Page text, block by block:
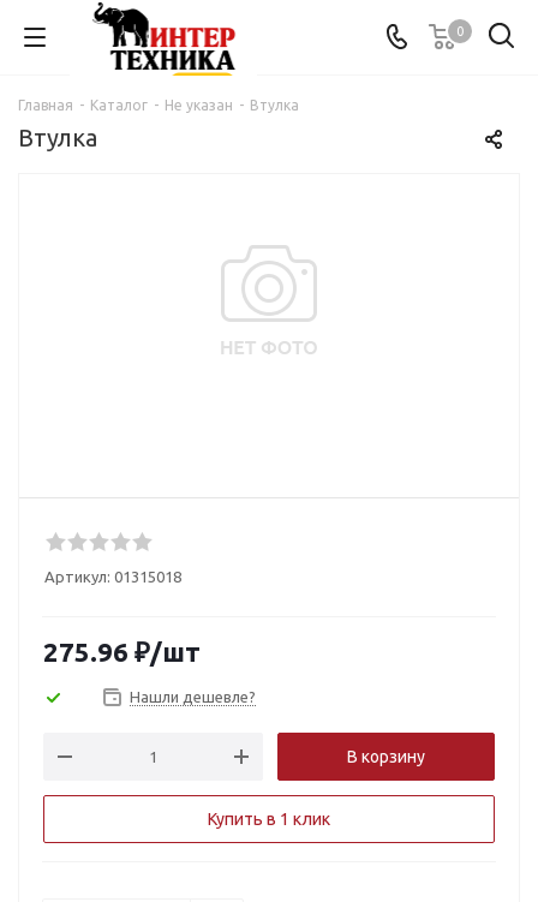
0
Главная - Каталог - Не указан - Втулка
Втулка
Артикул: 01315018
275.96 ₽/шт
Нашли дешевле?
В корзину
Купить в 1 клик